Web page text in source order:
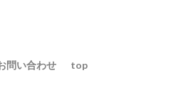
問い合わせ top